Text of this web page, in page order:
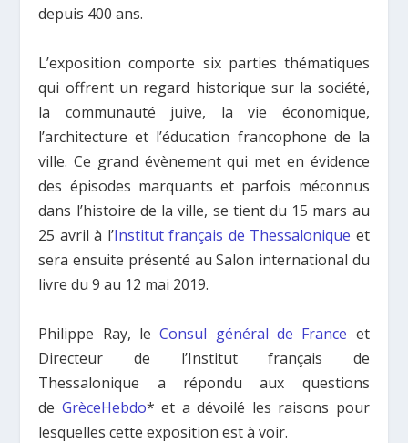
depuis 400 ans.
L’exposition comporte six parties thématiques
qui offrent un regard historique sur la société,
la communauté juive, la vie économique,
l’architecture et l’éducation francophone de la
ville. Ce grand évènement qui met en évidence
des épisodes marquants et parfois méconnus
dans l’histoire de la ville, se tient du 15 mars au
25 avril à l’Institut français de Thessalonique et
sera ensuite présenté au Salon international du
livre du 9 au 12 mai 2019.
Philippe Ray, leConsul général de France et
Directeur de l’Institut français de
Thessalonique a répondu aux questions
de GrèceHebdo* et a dévoilé les raisons pour
lesquelles cette exposition est à voir.